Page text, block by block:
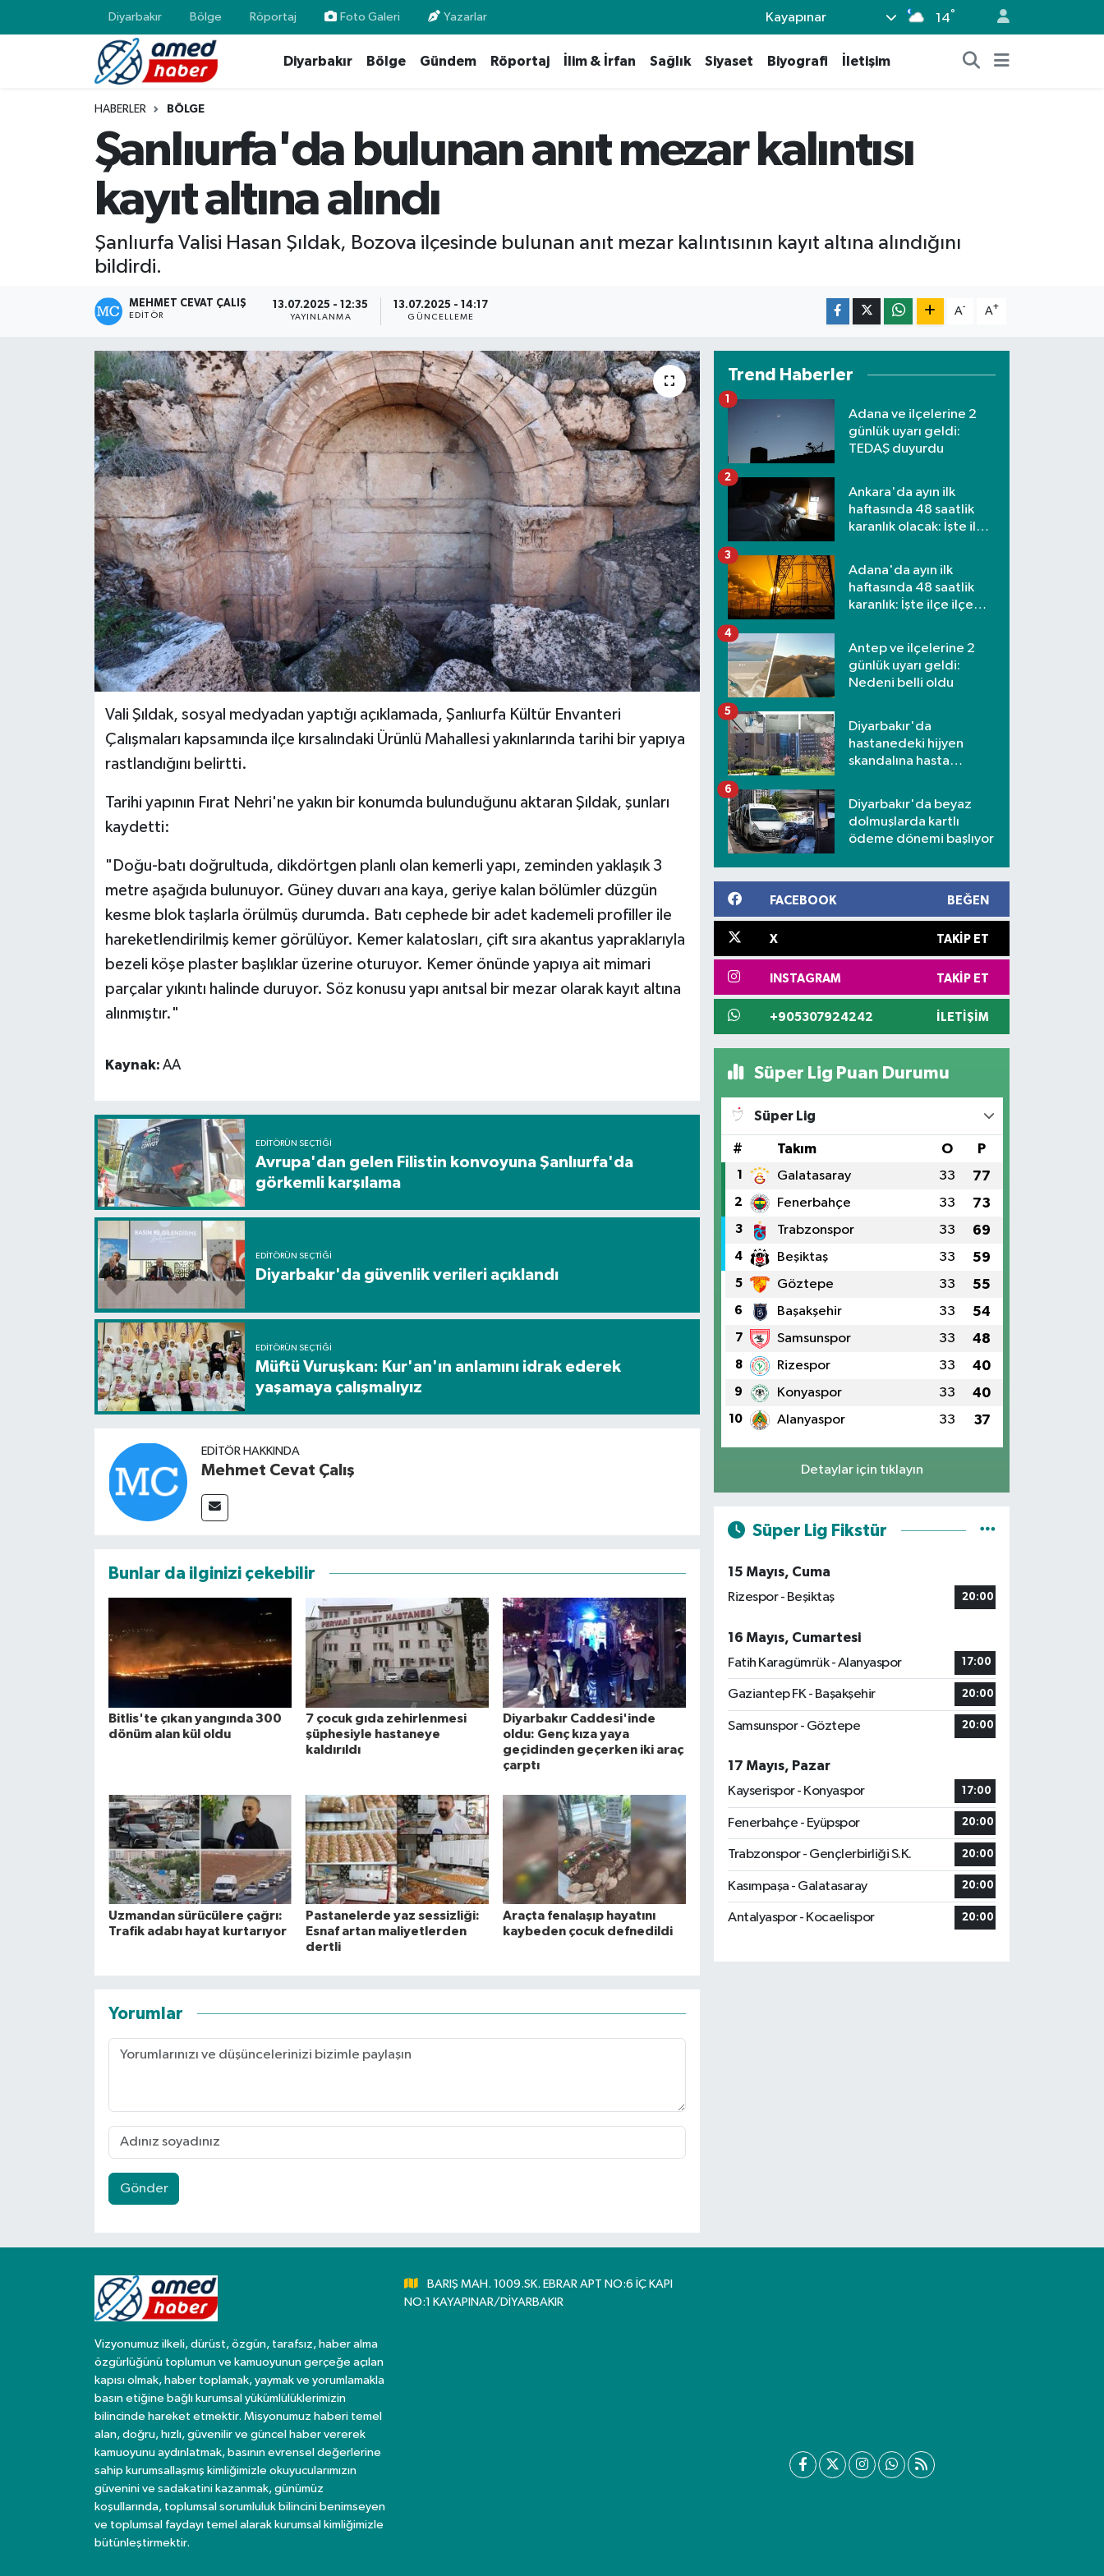
Diyarbakır Bölge Röportaj Foto Galeri Yazarlar Kayapınar 14°
Diyarbakır Bölge Gündem Röportaj İlim & İrfan Sağlık Siyaset Biyografi İletişim
HABERLER BÖLGE
Şanlıurfa'da bulunan anıt mezar kalıntısı
kayıt altına alındı
Şanlıurfa Valisi Hasan Şıldak, Bozova ilçesinde bulunan anıt mezar kalıntısının kayıt altına alındığını
bildirdi.
MEHMET CEVAT ÇALIŞ
EDITÖR
13.07.2025 - 12:35
YAYINLANMA
13.07.2025 - 14:17
GÜNCELLEME
A- A+
Vali Şıldak, sosyal medyadan yaptığı açıklamada, Şanlıurfa Kültür Envanteri
Çalışmaları kapsamında ilçe kırsalındaki Ürünlü Mahallesi yakınlarında tarihi bir yapıya
rastlandığını belirtti.
Tarihi yapının Fırat Nehri'ne yakın bir konumda bulunduğunu aktaran Şıldak, şunları
kaydetti:
"Doğu-batı doğrultuda, dikdörtgen planlı olan kemerli yapı, zeminden yaklaşık 3
metre aşağıda bulunuyor. Güney duvarı ana kaya, geriye kalan bölümler düzgün
kesme blok taşlarla örülmüş durumda. Batı cephede bir adet kademeli profiller ile
hareketlendirilmiş kemer görülüyor. Kemer kalatosları, çift sıra akantus yapraklarıyla
bezeli köşe plaster başlıklar üzerine oturuyor. Kemer önünde yapıya ait mimari
parçalar yıkıntı halinde duruyor. Söz konusu yapı anıtsal bir mezar olarak kayıt altına
alınmıştır."
Kaynak: AA
EDITÖRÜN SEÇTIĞI
Avrupa'dan gelen Filistin konvoyuna Şanlıurfa'da
görkemli karşılama
EDITÖRÜN SEÇTIĞI
Diyarbakır'da güvenlik verileri açıklandı
EDITÖRÜN SEÇTIĞI
Müftü Vuruşkan: Kur'an'ın anlamını idrak ederek
yaşamaya çalışmalıyız
EDITÖR HAKKINDA
Mehmet Cevat Çalış
Bunlar da ilginizi çekebilir
Bitlis'te çıkan yangında 300
dönüm alan kül oldu
7 çocuk gıda zehirlenmesi
şüphesiyle hastaneye
kaldırıldı
Diyarbakır Caddesi'inde
oldu: Genç kıza yaya
geçidinden geçerken iki araç
çarptı
Uzmandan sürücülere çağrı:
Trafik adabı hayat kurtarıyor
Pastanelerde yaz sessizliği:
Esnaf artan maliyetlerden
dertli
Araçta fenalaşıp hayatını
kaybeden çocuk defnedildi
Yorumlar
Gönder
Trend Haberler
Adana ve ilçelerine 2
günlük uyarı geldi:
TEDAŞ duyurdu
1
Ankara'da ayın ilk
haftasında 48 saatlik
karanlık olacak: İşte ilçe
2
Adana'da ayın ilk
haftasında 48 saatlik
karanlık: İşte ilçe ilçe
3
Antep ve ilçelerine 2
günlük uyarı geldi:
Nedeni belli oldu
4
Diyarbakır'da
hastanedeki hijyen
skandalına hasta
5
Diyarbakır'da beyaz
dolmuşlarda kartlı
ödeme dönemi başlıyor
6
FACEBOOK BEĞEN
X TAKIP ET
INSTAGRAM TAKIP ET
+905307924242 İLETIŞIM
Süper Lig Puan Durumu
Süper Lig
# Takım O P
1 Galatasaray 33 77
2 Fenerbahçe 33 73
3 Trabzonspor 33 69
4 Beşiktaş 33 59
5 Göztepe 33 55
6 Başakşehir 33 54
7 Samsunspor 33 48
8 Rizespor 33 40
9 Konyaspor 33 40
10 Alanyaspor 33 37
Detaylar için tıklayın
Süper Lig Fikstür
15 Mayıs, Cuma
Rizespor - Beşiktaş
20:00
16 Mayıs, Cumartesi
Fatih Karagümrük - Alanyaspor
17:00
Gaziantep FK - Başakşehir 20:00
Samsunspor - Göztepe 20:00
17 Mayıs, Pazar
Kayserispor - Konyaspor
17:00
Fenerbahçe - Eyüpspor 20:00
Trabzonspor - Gençlerbirliği S.K. 20:00
Kasımpaşa - Galatasaray 20:00
Antalyaspor - Kocaelispor 20:00
Vizyonumuz ilkeli, dürüst, özgün, tarafsız, haber alma
özgürlüğünü toplumun ve kamuoyunun gerçeğe açılan
kapısı olmak, haber toplamak, yaymak ve yorumlamakla
basın etiğine bağlı kurumsal yükümlülüklerimizin
bilincinde hareket etmektir. Misyonumuz haberi temel
alan, doğru, hızlı, güvenilir ve güncel haber vererek
kamuoyunu aydınlatmak, basının evrensel değerlerine
sahip kurumsallaşmış kimliğimizle okuyucularımızın
güvenini ve sadakatini kazanmak, günümüz
koşullarında, toplumsal sorumluluk bilincini benimseyen
ve toplumsal faydayı temel alarak kurumsal kimliğimizle
bütünleştirmektir.
BARIŞ MAH. 1009.SK. EBRAR APT NO:6 İÇ KAPI
NO:1 KAYAPINAR/DİYARBAKIR
Diyarbakır
Röportaj
Foto Galeri
Diyarbakır
Bilim & Teknoloji
Ekonomi
Gündem
İlim & İrfan
Kültür & Sanat
Sağlık & Yaşam
Diyarbakır Nöbetçi Eczaneler
Diyarbakır Hava Durumu
Diyarbakır Namaz Vakitleri
Diyarbakır Trafik Yoğunluk Haritası
Tüm Manşetler
Son Dakika Haberleri
Haber Arşivi